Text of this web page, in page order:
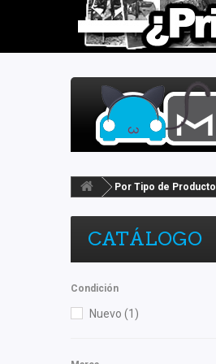
Por Tipo de Producto
CATÁLOGO
Condición
Nuevo (1)